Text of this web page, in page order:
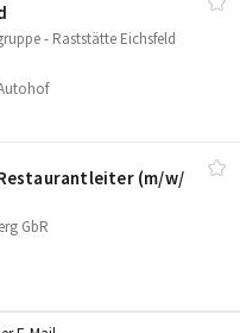
- Raststätte Eichsfeld
(m/​w/​
GbR